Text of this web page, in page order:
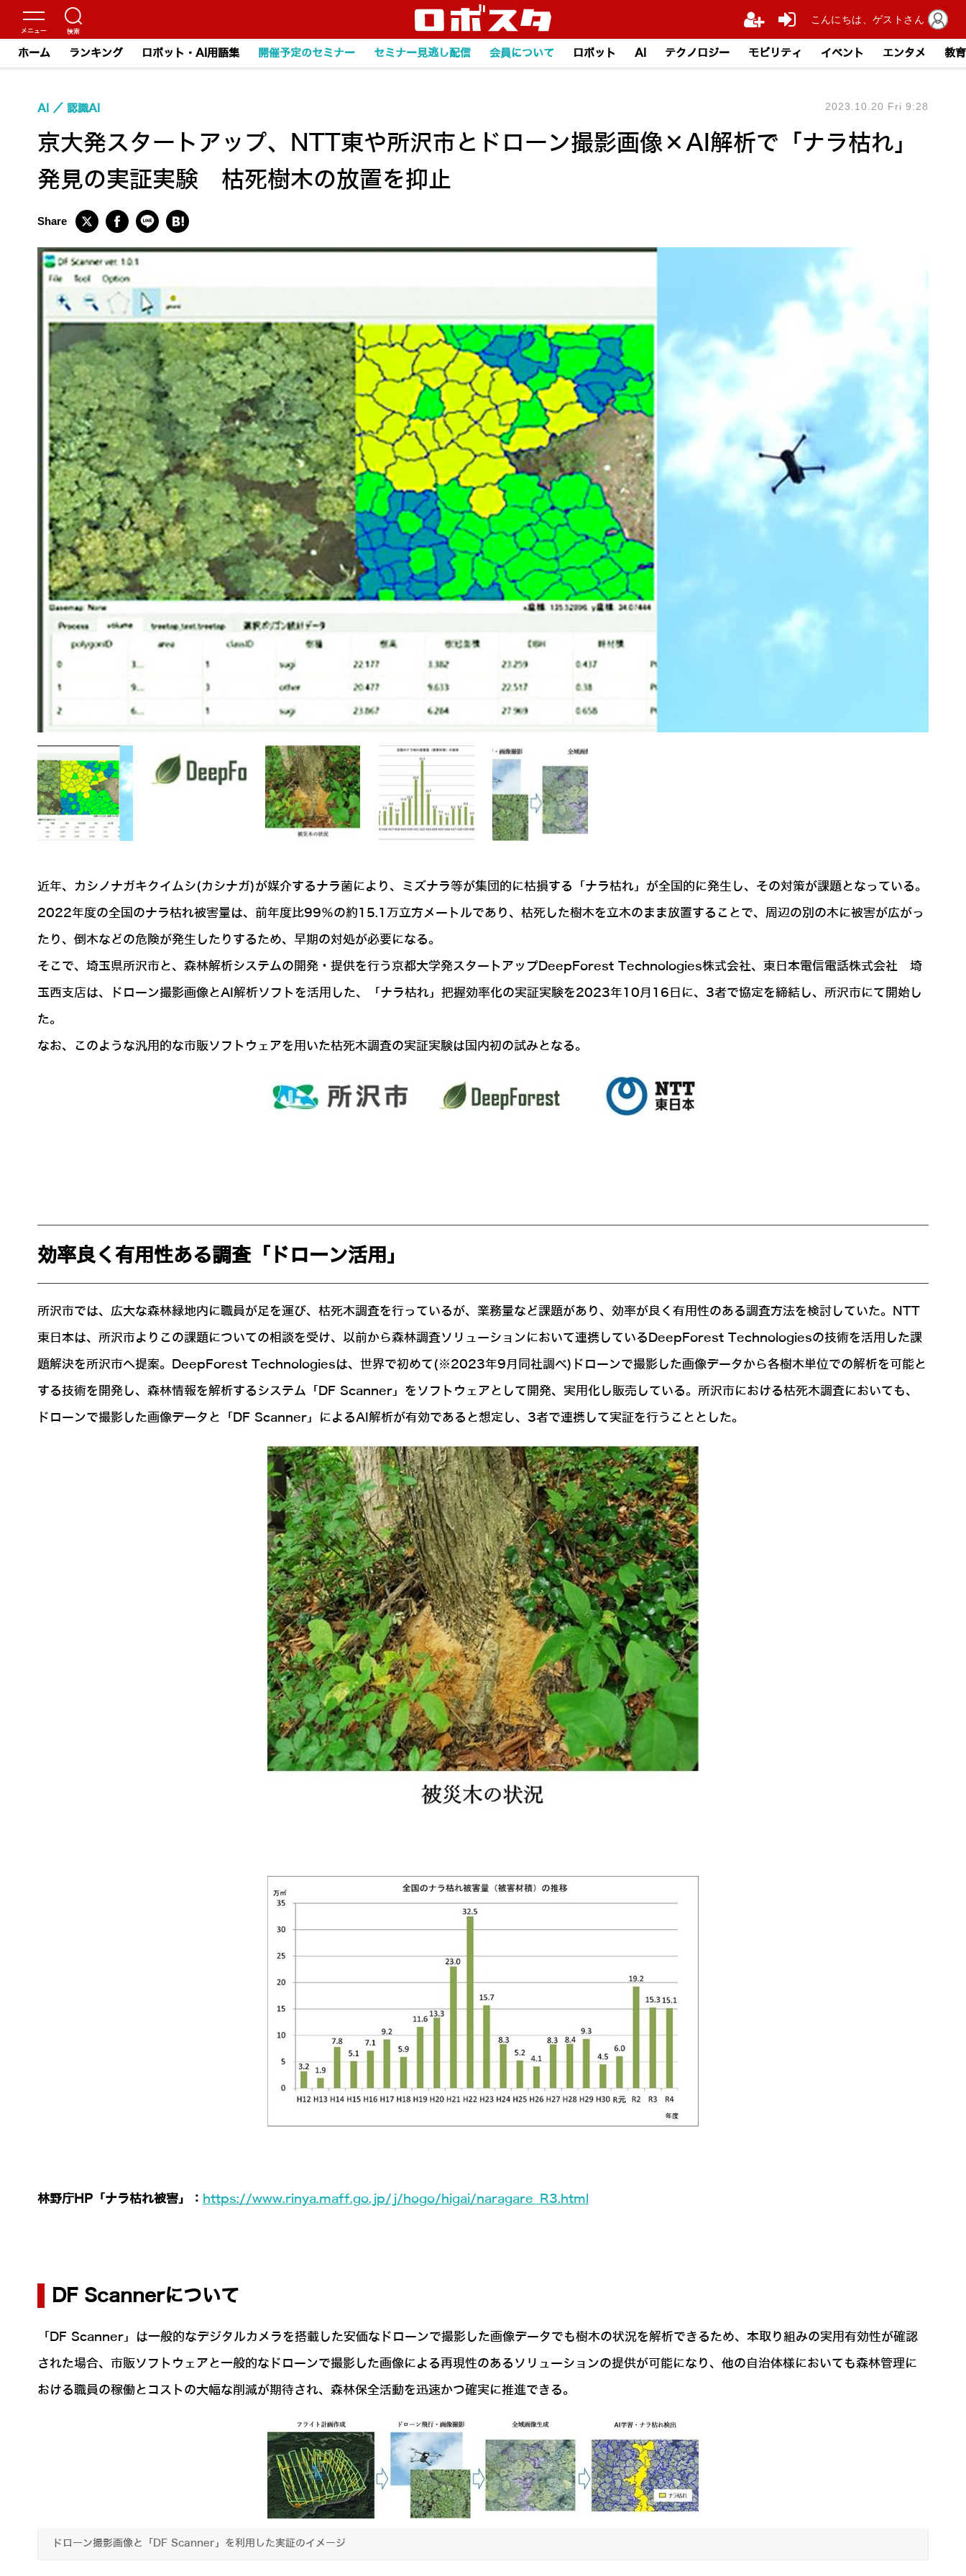
ホーム ランキング ロボット・AI用語集 開催予定のセミナー セミナー見逃し配信 会員について ロボット AI テクノロジー モビリティ イベント エンタメ 教育
京大発スタートアップ、NTT東や所沢市とドローン撮影画像×AI解析で「ナラ枯れ」
発見の実証実験 枯死樹木の放置を抑止
AI 認識AI 2023.10.20 Fri 9:28
近年、カシノナガキクイムシ(カシナガ)が媒介するナラ菌により、ミズナラ等が集団的に枯損する「ナラ枯れ」が全国的に発生し、その対策が課題となっている。
2022年度の全国のナラ枯れ被害量は、前年度比99％の約15.1万立方メートルであり、枯死した樹木を立木のまま放置することで、周辺の別の木に被害が広がっ
たり、倒木などの危険が発生したりするため、早期の対処が必要になる。
そこで、埼玉県所沢市と、森林解析システムの開発・提供を行う京都大学発スタートアップDeepForest Technologies株式会社、東日本電信電話株式会社 埼
玉西支店は、ドローン撮影画像とAI解析ソフトを活用した、「ナラ枯れ」把握効率化の実証実験を2023年10月16日に、3者で協定を締結し、所沢市にて開始し
た。
なお、このような汎用的な市販ソフトウェアを用いた枯死木調査の実証実験は国内初の試みとなる。
効率良く有用性ある調査「ドローン活用」
所沢市では、広大な森林緑地内に職員が足を運び、枯死木調査を行っているが、業務量など課題があり、効率が良く有用性のある調査方法を検討していた。NTT
東日本は、所沢市よりこの課題についての相談を受け、以前から森林調査ソリューションにおいて連携しているDeepForest Technologiesの技術を活用した課
題解決を所沢市へ提案。DeepForest Technologiesは、世界で初めて(※2023年9月同社調べ)ドローンで撮影した画像データから各樹木単位での解析を可能と
する技術を開発し、森林情報を解析するシステム「DF Scanner」をソフトウェアとして開発、実用化し販売している。所沢市における枯死木調査においても、
ドローンで撮影した画像データと「DF Scanner」によるAI解析が有効であると想定し、3者で連携して実証を行うこととした。
林野庁HP「ナラ枯れ被害」： https://www.rinya.maff.go.jp/j/hogo/higai/naragare_R3.html
DF Scannerについて
「DF Scanner」は一般的なデジタルカメラを搭載した安価なドローンで撮影した画像データでも樹木の状況を解析できるため、本取り組みの実用有効性が確認
された場合、市販ソフトウェアと一般的なドローンで撮影した画像による再現性のあるソリューションの提供が可能になり、他の自治体様においても森林管理に
おける職員の稼働とコストの大幅な削減が期待され、森林保全活動を迅速かつ確実に推進できる。
ドローン撮影画像と「DF Scanner」を利用した実証のイメージ
こんにちは、ゲストさん